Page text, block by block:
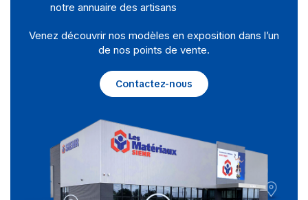
notre annuaire des artisans
Venez découvrir nos modèles en exposition dans l’un
de nos points de vente.
Contactez-nous